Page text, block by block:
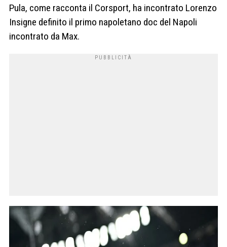
Pula, come racconta il Corsport, ha incontrato Lorenzo
Insigne definito il primo napoletano doc del Napoli
incontrato da Max.